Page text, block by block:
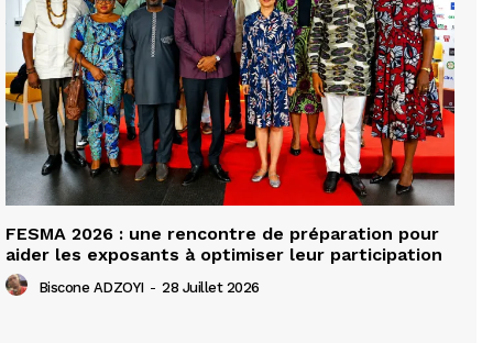
FESMA 2026 : une rencontre de préparation pour
aider les exposants à optimiser leur participation
Biscone ADZOYI - 28 Juillet 2026